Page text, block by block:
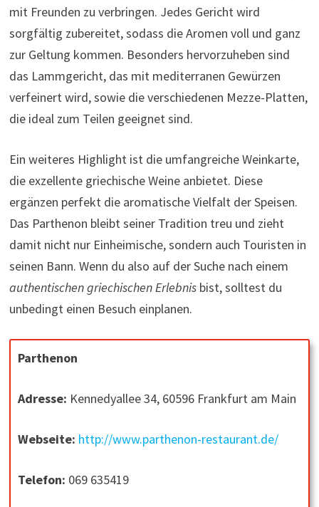
mit Freunden zu verbringen. Jedes Gericht wird
sorgfältig zubereitet, sodass die Aromen voll und ganz
zur Geltung kommen. Besonders hervorzuheben sind
das Lammgericht, das mit mediterranen Gewürzen
verfeinert wird, sowie die verschiedenen Mezze-Platten,
die ideal zum Teilen geeignet sind.
Ein weiteres Highlight ist die umfangreiche Weinkarte,
die exzellente griechische Weine anbietet. Diese
ergänzen perfekt die aromatische Vielfalt der Speisen.
Das Parthenon bleibt seiner Tradition treu und zieht
damit nicht nur Einheimische, sondern auch Touristen in
seinen Bann. Wenn du also auf der Suche nach einem
authentischen griechischen Erlebnisbist, solltest du
unbedingt einen Besuch einplanen.
Parthenon
Adresse: Kennedyallee 34, 60596 Frankfurt am Main
Webseite: http://www.parthenon-restaurant.de/
Telefon: 069 635419